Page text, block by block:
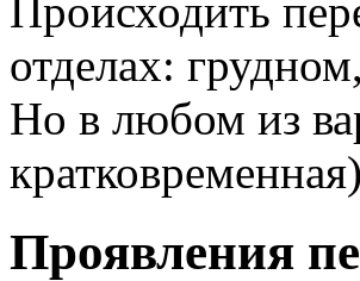
Происходить
отделах:
Но в любом из
Проявления